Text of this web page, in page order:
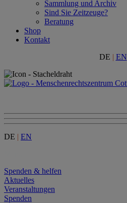
Sammlung und Archiv
Sind Sie Zeitzeuge?
Beratung
Shop
Kontakt
DE | EN
DE | EN
Spenden & helfen
Aktuelles
Veranstaltungen
Spenden